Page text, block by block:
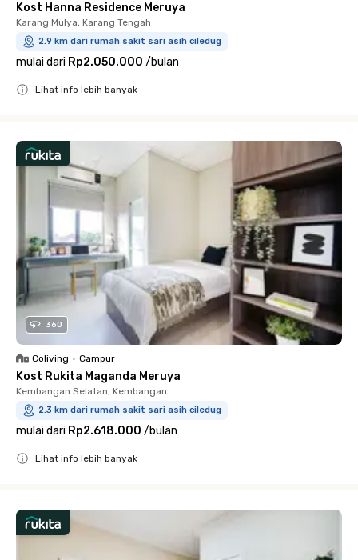
Kost Hanna Residence Meruya
Karang Mulya, Karang Tengah
2.9 km dari rumah sakit sari asih ciledug
mulai dari Rp2.050.000 /bulan
Lihat info lebih banyak
360
Coliving • Campur
Kost Rukita Maganda Meruya
Kembangan Selatan, Kembangan
2.3 km dari rumah sakit sari asih ciledug
mulai dari Rp2.618.000 /bulan
Lihat info lebih banyak